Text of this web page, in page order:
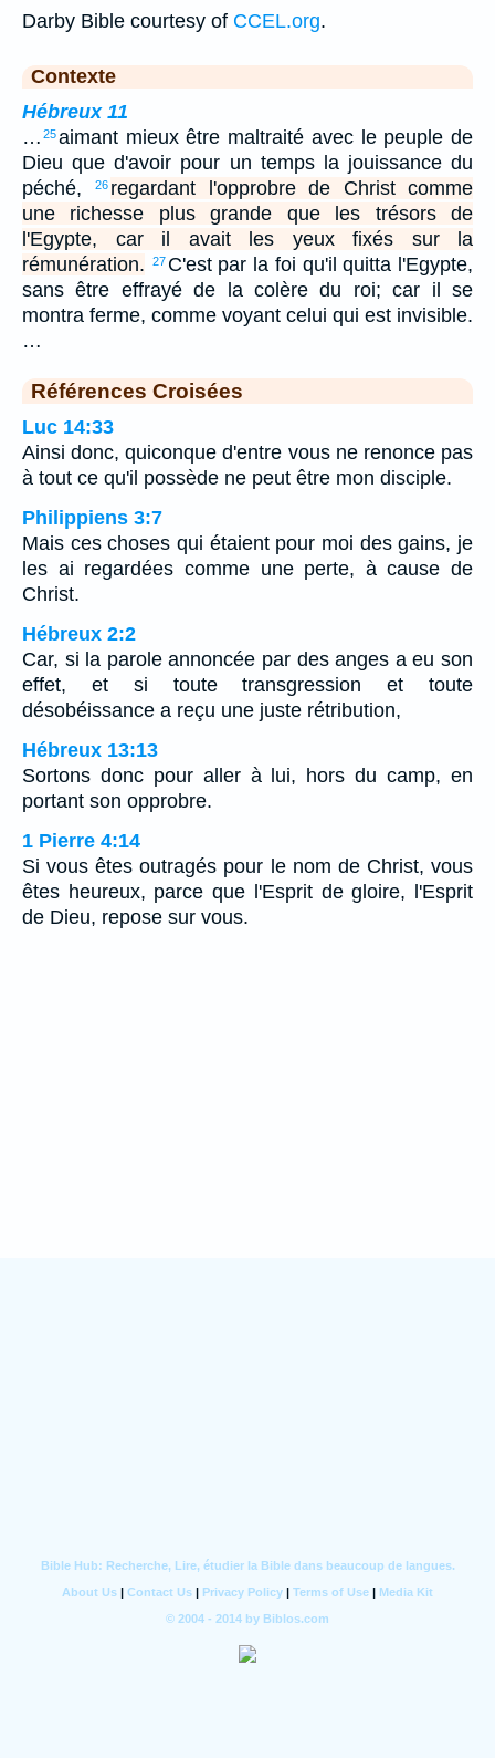
Darby Bible courtesy of CCEL.org.
Contexte
Hébreux 11
… 25aimant mieux être maltraité avec le peuple de
Dieu que d'avoir pour un temps la jouissance du
péché,
26 regardant l'opprobre de Christ comme
une richesse plus grande que les trésors de
l'Egypte, car il avait les yeux fixés sur la
rémunération.
27 C'est par la foi qu'il quitta l'Egypte,
sans être effrayé de la colère du roi; car il se
montra ferme, comme voyant celui qui est invisible.
…
Références Croisées
Luc 14:33
Ainsi donc, quiconque d'entre vous ne renonce pas
à tout ce qu'il possède ne peut être mon disciple.
Philippiens 3:7
Mais ces choses qui étaient pour moi des gains, je
les ai regardées comme une perte, à cause de
Christ.
Hébreux 2:2
Car, si la parole annoncée par des anges a eu son
effet, et si toute transgression et toute
désobéissance a reçu une juste rétribution,
Hébreux 13:13
Sortons donc pour aller à lui, hors du camp, en
portant son opprobre.
1 Pierre 4:14
Si vous êtes outragés pour le nom de Christ, vous
êtes heureux, parce que l'Esprit de gloire, l'Esprit
de Dieu, repose sur vous.